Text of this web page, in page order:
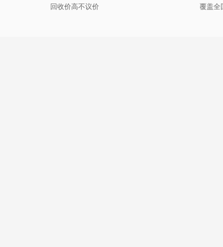
回收价高不议价 覆盖全